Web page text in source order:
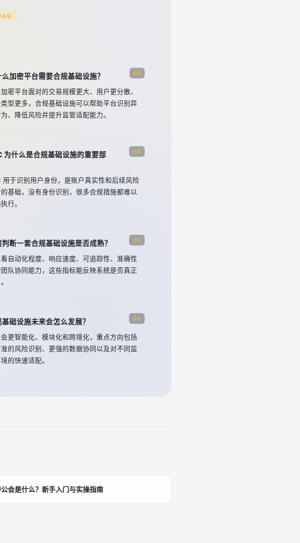
02
么加密平台需要合规基础设施？
加密平台面对的交易规模更大、用户更分散、
型更多，合规基础设施可以帮助平台识别异
、降低风险并提升监管适配能力。
04
为什么是合规基础设施的重要部
用于识别用户身份，是账户真实性和后续风险
基础，没有身份识别，很多合规措施都难以
行。
06
断一套合规基础设施是否成熟？
自动化程度、响应速度、可追踪性、准确性
队协同能力，这些指标能反映系统是否真正
08
础设施未来会怎么发展？
更智能化、模块化和跨境化，重点方向包括
的风险识别、更强的数据协同以及对不同监
的快速适配。
会是什么？新手入门与实操指南